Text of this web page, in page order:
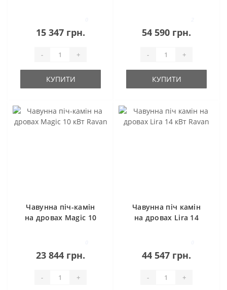
15 347 грн.
- +
КУПИТИ
54 590 грн.
- +
КУПИТИ
Чавунна піч-камін
на дровах Magic 10
23 844 грн.
- +
Чавунна піч камін
на дровах Lira 14
44 547 грн.
- +